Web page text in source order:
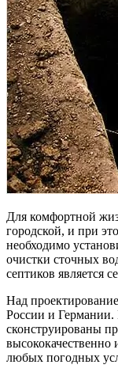
Для комфортной
городской, и при
необходимо
очистки сточных
септиков является
Над
России и
сконструированы
любых погодных